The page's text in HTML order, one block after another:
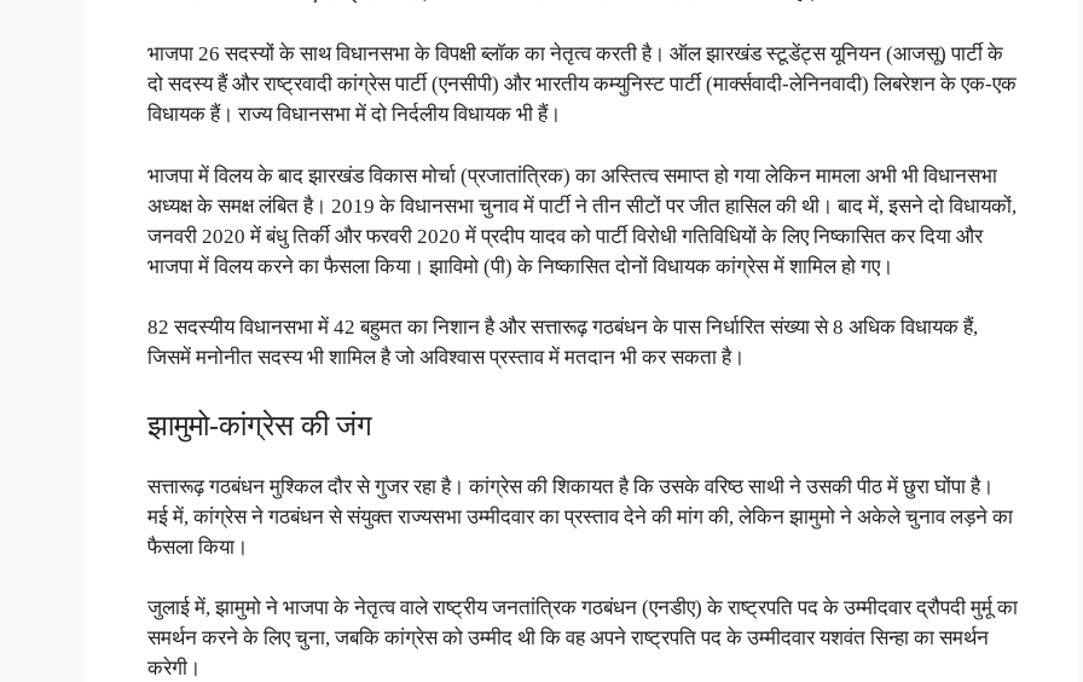
भाजपा 26 सदस्यों के साथ विधानसभा के विपक्षी ब्लॉक का नेतृत्व करती है। ऑल झारखंड स्टूडेंट्स यूनियन (आजसू) पार्टी के
दो सदस्य हैं और राष्ट्रवादी कांग्रेस पार्टी (एनसीपी) और भारतीय कम्युनिस्ट पार्टी (मार्क्सवादी-लेनिनवादी) लिबरेशन के एक-एक
विधायक हैं। राज्य विधानसभा में दो निर्दलीय विधायक भी हैं।
भाजपा में विलय के बाद झारखंड विकास मोर्चा (प्रजातांत्रिक) का अस्तित्व समाप्त हो गया लेकिन मामला अभी भी विधानसभा
अध्यक्ष के समक्ष लंबित है। 2019 के विधानसभा चुनाव में पार्टी ने तीन सीटों पर जीत हासिल की थी। बाद में, इसने दो विधायकों,
जनवरी 2020 में बंधु तिर्की और फरवरी 2020 में प्रदीप यादव को पार्टी विरोधी गतिविधियों के लिए निष्कासित कर दिया और
भाजपा में विलय करने का फैसला किया। झाविमो (पी) के निष्कासित दोनों विधायक कांग्रेस में शामिल हो गए।
82 सदस्यीय विधानसभा में 42 बहुमत का निशान है और सत्तारूढ़ गठबंधन के पास निर्धारित संख्या से 8 अधिक विधायक हैं,
जिसमें मनोनीत सदस्य भी शामिल है जो अविश्वास प्रस्ताव में मतदान भी कर सकता है।
झामुमो-कांग्रेस की जंग
सत्तारूढ़ गठबंधन मुश्किल दौर से गुजर रहा है। कांग्रेस की शिकायत है कि उसके वरिष्ठ साथी ने उसकी पीठ में छुरा घोंपा है।
मई में, कांग्रेस ने गठबंधन से संयुक्त राज्यसभा उम्मीदवार का प्रस्ताव देने की मांग की, लेकिन झामुमो ने अकेले चुनाव लड़ने का
फैसला किया।
जुलाई में, झामुमो ने भाजपा के नेतृत्व वाले राष्ट्रीय जनतांत्रिक गठबंधन (एनडीए) के राष्ट्रपति पद के उम्मीदवार द्रौपदी मुर्मू का
समर्थन करने के लिए चुना, जबकि कांग्रेस को उम्मीद थी कि वह अपने राष्ट्रपति पद के उम्मीदवार यशवंत सिन्हा का समर्थन
करेगी।